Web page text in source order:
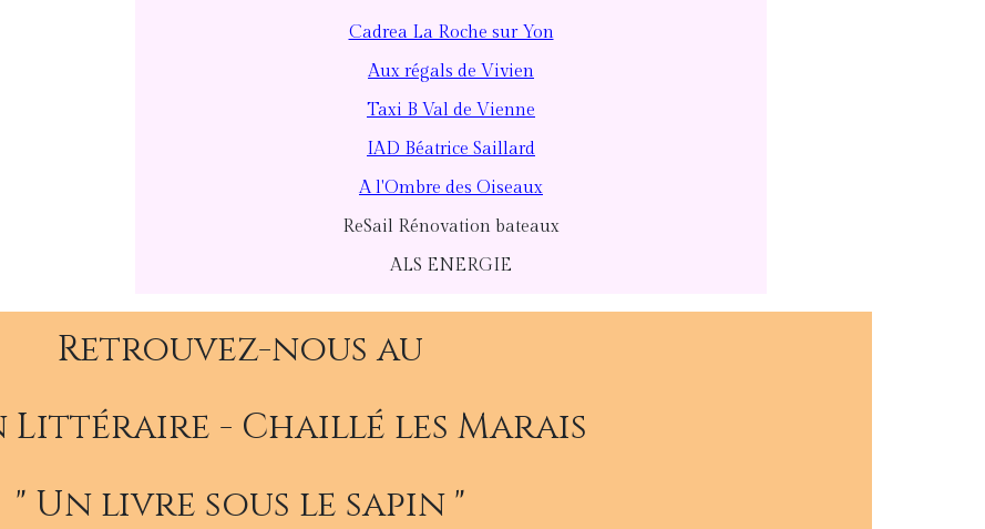
Cadrea La Roche sur Yon
Aux régals de Vivien
Taxi B Val de Vienne
IAD Béatrice Saillard
A l'Ombre des Oiseaux
ReSail Rénovation bateaux
ALS ENERGIE
Retrouvez-nous au
Littéraire - Chaillé les Marais
" Un livre sous le sapin "